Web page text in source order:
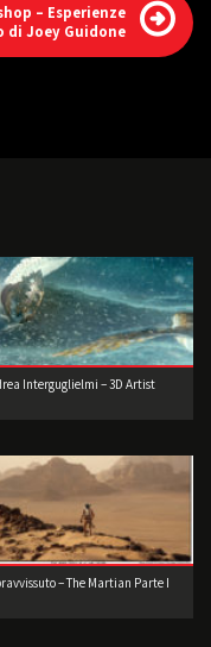
– Esperienze
Joey Guidone
Interguglielmi – 3D Artist
– The Martian Parte I